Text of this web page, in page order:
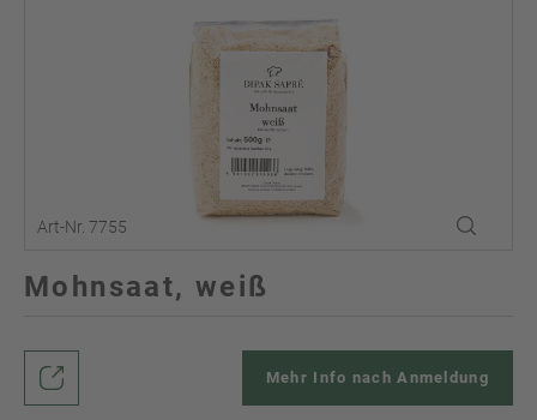
Art-Nr. 7755
Mohnsaat, weiß
Mehr Info nach Anmeldung